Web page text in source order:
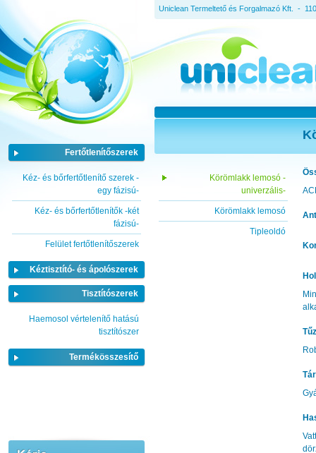
Fertőtlenítőszerek
Kéz- és bőrfertőtlenítő szerek -
egy fázisú-
Kéz- és bőrfertőtlenítők -két
fázisú-
Felület fertőtlenítőszerek
Kéztisztító- és ápolószerek
Tisztítószerek
Haemosol vértelenítő hatású
tisztítószer
Termékösszesítő
Uniclean Termeltető és Forgalmazó Kft. -
Körömlakk lemosó -
univerzális-
Körömlakk lemosó
Tipleoldó